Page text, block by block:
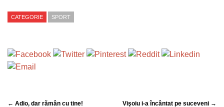
CATEGORIE SPORT
← Adio, dar rămân cu tine! Vişoiu i-a încântat pe suceveni →